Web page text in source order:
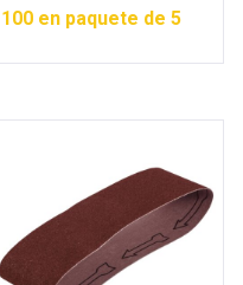
100 en paquete de 5